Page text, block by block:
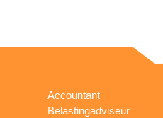
Accountant
Belastingadviseur